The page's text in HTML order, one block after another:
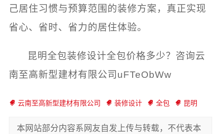
己居住习惯与预算范围的装修方案，真正实现
省心、省时、省力的居住体验。
昆明全包装修设计全包价格多少？咨询云
南至高新型建材有限公司uFTeObWw
云南至高新型建材有限公司 装修设计 全包 昆明
本网站部分内容系网友自发上传与转载，不代表本